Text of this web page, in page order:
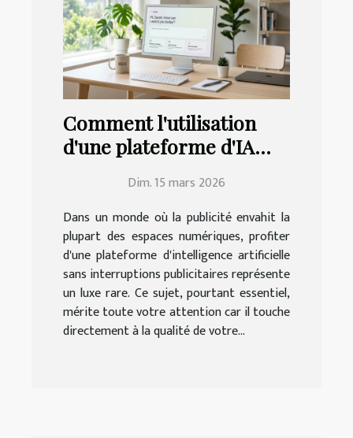
Comment l'utilisation
d'une plateforme d'IA
elle votre expérience ?
Dim. 15 mars 2026
Dans un monde où la publicité envahit la
plupart des espaces numériques, profiter
d'une plateforme d'intelligence artificielle
sans interruptions publicitaires représente
un luxe rare. Ce sujet, pourtant essentiel,
mérite toute votre attention car il touche
directement à la qualité de votre...